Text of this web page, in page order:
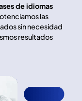
de idiomas
las
sin necesidad
resultados